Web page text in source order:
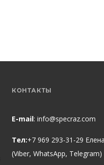
КОНТАКТЫ
E-mail: info@specraz.com
Тел:+7 969 293-31-29 Елена
(Viber, WhatsApp, Telegram)